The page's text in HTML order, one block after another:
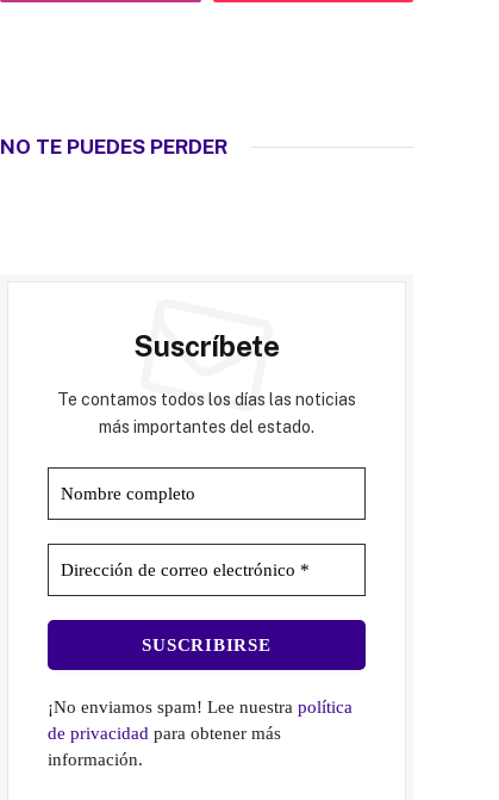
NO TE PUEDES PERDER
Suscríbete
Te contamos todos los días las noticias
más importantes del estado.
¡No enviamos spam! Lee nuestrapolítica
de privacidad para obtener más
información.